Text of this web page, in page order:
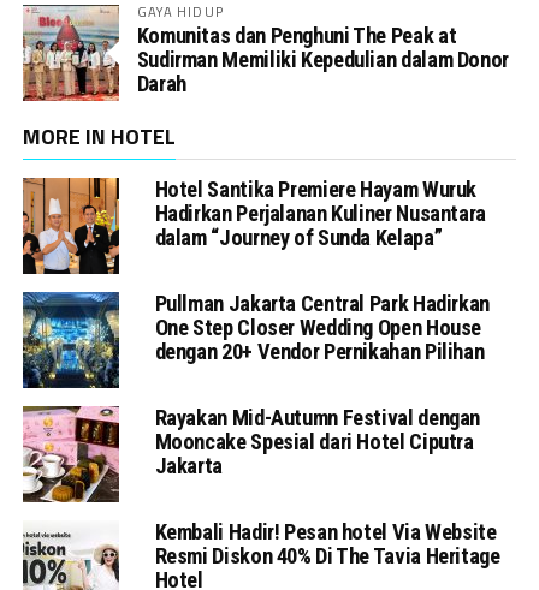
GAYA HIDUP
Komunitas dan Penghuni The Peak at
Sudirman Memiliki Kepedulian dalam Donor
Darah
MORE IN HOTEL
Hotel Santika Premiere Hayam Wuruk
Hadirkan Perjalanan Kuliner Nusantara
dalam “Journey of Sunda Kelapa”
Pullman Jakarta Central Park Hadirkan
One Step Closer Wedding Open House
dengan 20+ Vendor Pernikahan Pilihan
Rayakan Mid-Autumn Festival dengan
Mooncake Spesial dari Hotel Ciputra
Jakarta
Kembali Hadir! Pesan hotel Via Website
Resmi Diskon 40% Di The Tavia Heritage
Hotel